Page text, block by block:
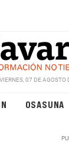
VIERNES, 07 DE AGOSTO
OSASUNA